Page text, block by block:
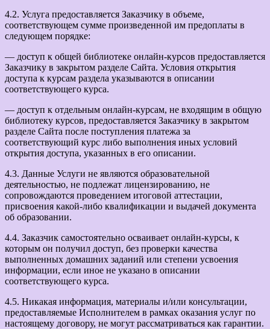
4.2. Услуга предоставляется Заказчику в объеме,
соответствующем сумме произведенной им предоплаты в
следующем порядке:
— доступ к общей библиотеке онлайн-курсов предоставляется
Заказчику в закрытом разделе Сайта. Условия открытия
доступа к курсам раздела указываются в описании
соответствующего курса.
— доступ к отдельным онлайн-курсам, не входящим в общую
библиотеку курсов, предоставляется Заказчику в закрытом
разделе Сайта после поступления платежа за
соответствующий курс либо выполнения иных условий
открытия доступа, указанных в его описании.
4.3. Данные Услуги не являются образовательной
деятельностью, не подлежат лицензированию, не
сопровождаются проведением итоговой аттестации,
присвоения какой-либо квалификации и выдачей документа
об образовании.
4.4. Заказчик самостоятельно осваивает онлайн-курсы, к
которым он получил доступ, без проверки качества
выполненных домашних заданий или степени усвоения
информации, если иное не указано в описании
соответствующего курса.
4.5. Никакая информация, материалы и/или консультации,
предоставляемые Исполнителем в рамках оказания услуг по
настоящему договору, не могут рассматриваться как гарантии.